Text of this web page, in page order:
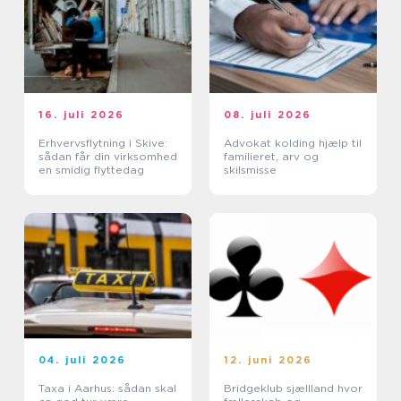
16. juli 2026
Erhvervsflytning i Skive:
sådan får din virksomhed
en smidig flyttedag
08. juli 2026
Advokat kolding hjælp til
familieret, arv og
skilsmisse
04. juli 2026
Taxa i Aarhus: sådan skal
12. juni 2026
Bridgeklub sjællland hvor